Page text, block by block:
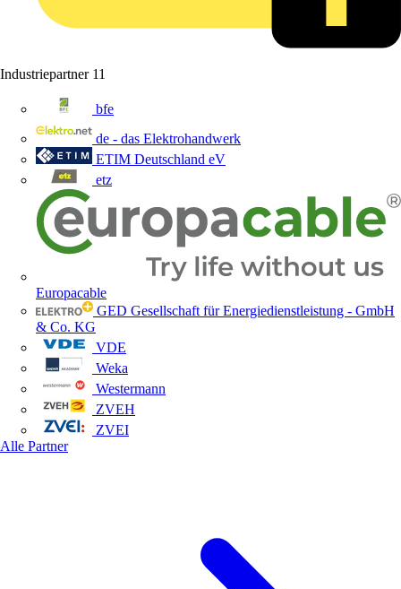
Industriepartner 11
bfe
de - das Elektrohandwerk
ETIM Deutschland eV
etz
Europacable
GED Gesellschaft für Energiedienstleistung - GmbH
& Co. KG
VDE
Weka
Westermann
ZVEH
ZVEI
Alle Partner